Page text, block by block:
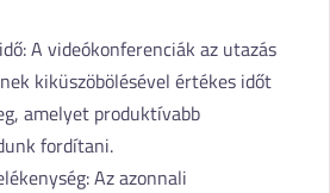
A videókonferenciák az utazás
kiküszöbölésével értékes időt
amelyet produktívabb
fordítani.
Az azonnali